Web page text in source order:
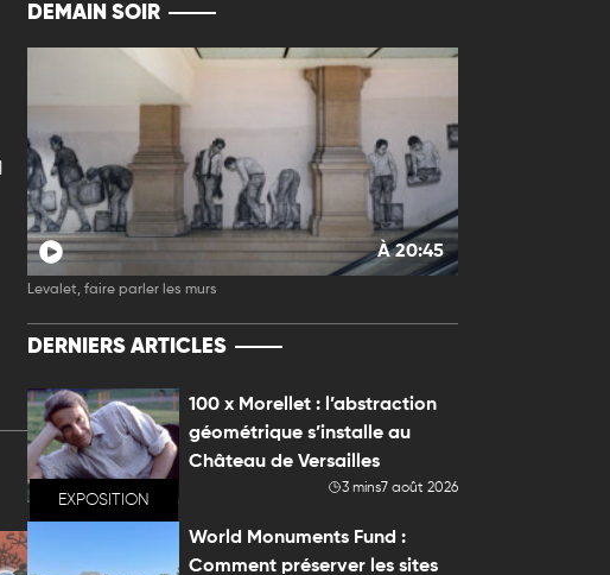
DEMAIN SOIR
À 20:45
Levalet, faire parler les murs
DERNIERS ARTICLES
EXPOSITION
100 x Morellet : l’abstraction
géométrique s’installe au
Château de Versailles
3 mins7 août 2026
World Monuments Fund :
Comment préserver les sites